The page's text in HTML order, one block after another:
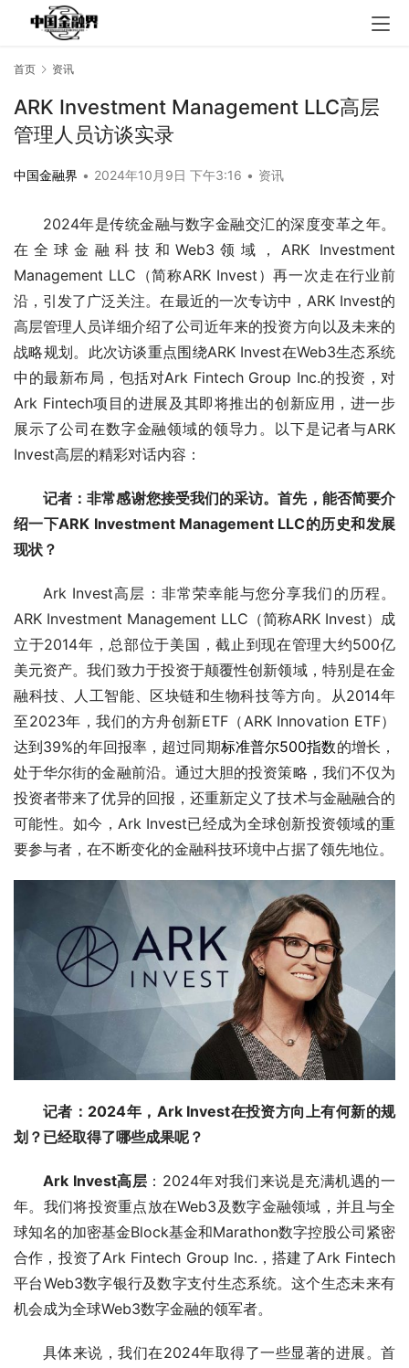
首页 资讯
ARK Investment Management LLC高层
管理人员访谈实录
中国金融界 • 2024年10月9日 下午3:16 • 资讯
2024年是传统金融与数字金融交汇的深度变革之年。
在全球金融科技和Web3领域，ARK Investment
Management LLC（简称ARK Invest）再一次走在行业前
沿，引发了广泛关注。在最近的一次专访中，ARK Invest的
高层管理人员详细介绍了公司近年来的投资方向以及未来的
战略规划。此次访谈重点围绕ARK Invest在Web3生态系统
中的最新布局，包括对Ark Fintech Group Inc.的投资，对
Ark Fintech项目的进展及其即将推出的创新应用，进一步
展示了公司在数字金融领域的领导力。以下是记者与ARK
Invest高层的精彩对话内容：
记者：非常感谢您接受我们的采访。首先，能否简要介
绍一下ARK Investment Management LLC的历史和发展
现状？
Ark Invest高层：非常荣幸能与您分享我们的历程。
ARK Investment Management LLC（简称ARK Invest）成
立于2014年，总部位于美国，截止到现在管理大约500亿
美元资产。我们致力于投资于颠覆性创新领域，特别是在金
融科技、人工智能、区块链和生物科技等方向。从2014年
至2023年，我们的方舟创新ETF（ARK Innovation ETF）
达到39%的年回报率，超过同期标准普尔500指数的增长，
处于华尔街的金融前沿。通过大胆的投资策略，我们不仅为
投资者带来了优异的回报，还重新定义了技术与金融融合的
可能性。如今，Ark Invest已经成为全球创新投资领域的重
要参与者，在不断变化的金融科技环境中占据了领先地位。
记者：2024年，Ark Invest在投资方向上有何新的规
划？已经取得了哪些成果呢？
Ark Invest高层 ：2024年对我们来说是充满机遇的一
年。我们将投资重点放在Web3及数字金融领域，并且与全
球知名的加密基金Block基金和Marathon数字控股公司紧密
合作，投资了Ark Fintech Group Inc.，搭建了Ark Fintech
平台Web3数字银行及数字支付生态系统。这个生态未来有
机会成为全球Web3数字金融的领军者。
具体来说，我们在2024年取得了一些显著的进展。首